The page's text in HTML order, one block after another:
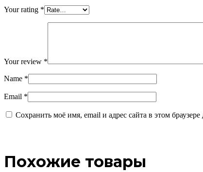
Your rating *
Your review *
Name *
Email *
Сохранить моё имя, email и адрес сайта в этом
Похожие товары